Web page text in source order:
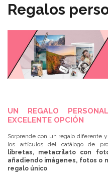
Regalos
UN REGALO
EXCELENTE OPCIÓN
Sorprende con un regalo diferente
los artículos del catálogo de
libretas, metacrilato con
añadiendo imágenes, fotos o
regalo único.